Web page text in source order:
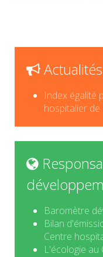
Actualités
Index égalité
hospitalier
Baromètre
Bilan
Centre
L'écologie